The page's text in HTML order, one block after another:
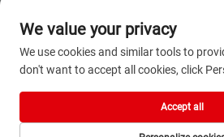
Telif Hakkı © 2026 WENZHOU DAQUAN
Gizlilik Politikası
We value your privacy
We use cookies and similar tools to
don't want to accept all cookies, click
Accept all